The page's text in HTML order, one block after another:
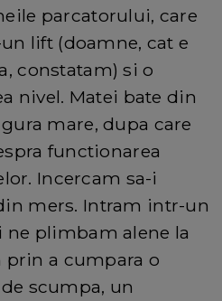
parcatorului, care
lift (doamne, cat e
constatam) si o
nivel. Matei bate din
mare, dupa care
functionarea
Incercam sa-i
mers. Intram intr-un
plimbam alene la
prin a cumpara o
scumpa, un